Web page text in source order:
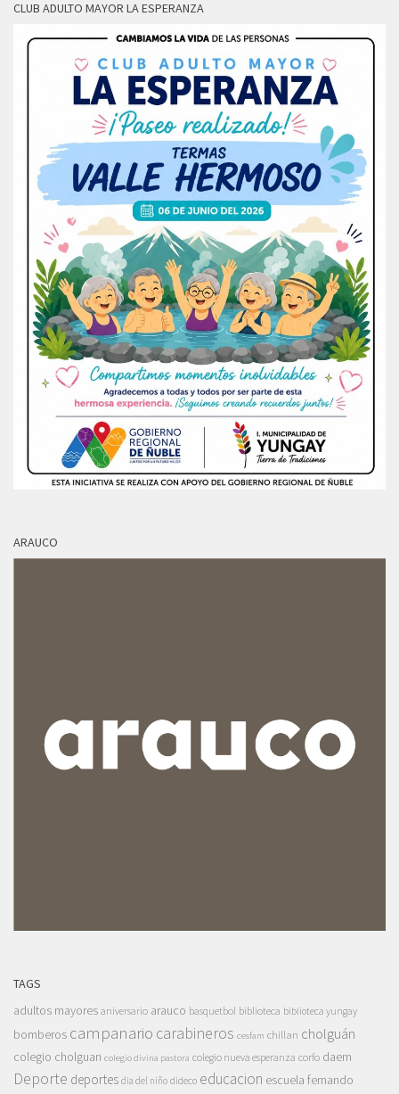
CLUB ADULTO MAYOR LA ESPERANZA
ARAUCO
TAGS
adultos mayores aniversario arauco basquetbol biblioteca biblioteca yungay
bomberos campanario carabineros cesfam chillan cholguán
colegio cholguan colegio divina pastora colegio nueva esperanza corfo daem
Deporte deportes dia del niño dideco educacion escuela fernando